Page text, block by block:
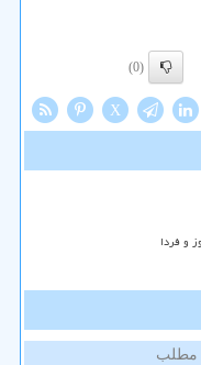
(0)
X
و فردا
مطلب